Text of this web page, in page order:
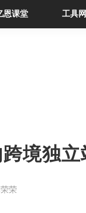
恩课堂 工具
境独
荣